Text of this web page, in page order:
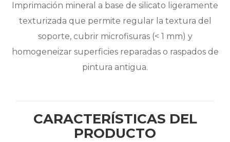
Imprimación mineral a base de silicato ligeramente
texturizada que permite regular la textura del
soporte, cubrir microfisuras (< 1 mm) y
homogeneizar superficies reparadas o raspados de
pintura antigua.
CARACTERÍSTICAS DEL
PRODUCTO